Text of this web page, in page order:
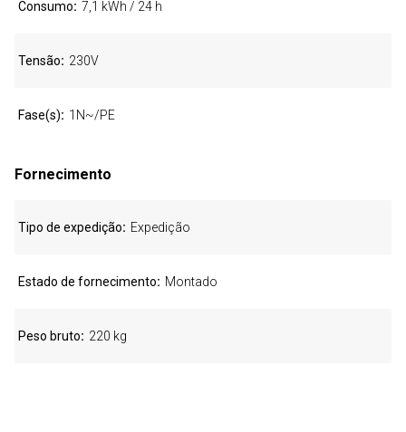
Consumo 7,1 kWh / 24 h
Tensão 230V
Fase(s) 1N~/PE
Fornecimento
Tipo de expedição Expedição
Estado de fornecimento Montado
Peso bruto 220 kg